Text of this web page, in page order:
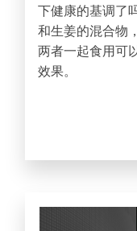
下健康的基调了
和生姜的混合物
两者一起食用可
效果。